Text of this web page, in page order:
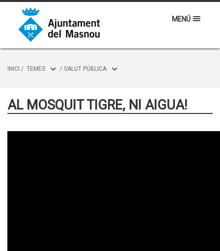
MENÚ
INICI / TEMES / SALUT PÚBLICA
AL MOSQUIT TIGRE, NI AIGUA!